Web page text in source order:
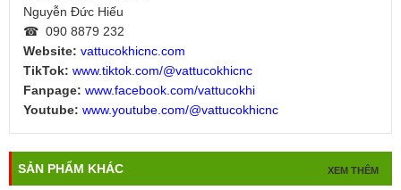
Nguyễn Đức Hiếu
☎ 090 8879 232
Website: vattucokhicnc.com
TikTok: www.tiktok.com/@vattucokhicnc
Fanpage: www.facebook.com/vattucokhi
Youtube: www.youtube.com/@vattucokhicnc
SẢN PHẨM KHÁC XEM THÊM